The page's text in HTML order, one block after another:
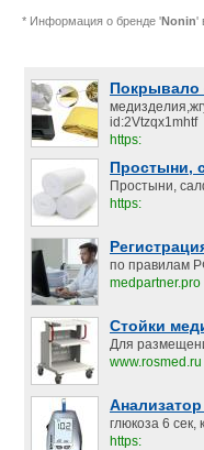
* Информация о бренде 'Nonin'
Покрывало
id:2Vtzqx1mhtf
https:
Простыни,
Простыни,
https:
по правилам
medpartner.pro
Стойки
Для
www.rosmed.ru
глюкоза 6 сек,
https: